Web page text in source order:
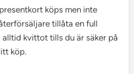
köps men inte
tillåta en full
kvittot tills du är säker på
köp.